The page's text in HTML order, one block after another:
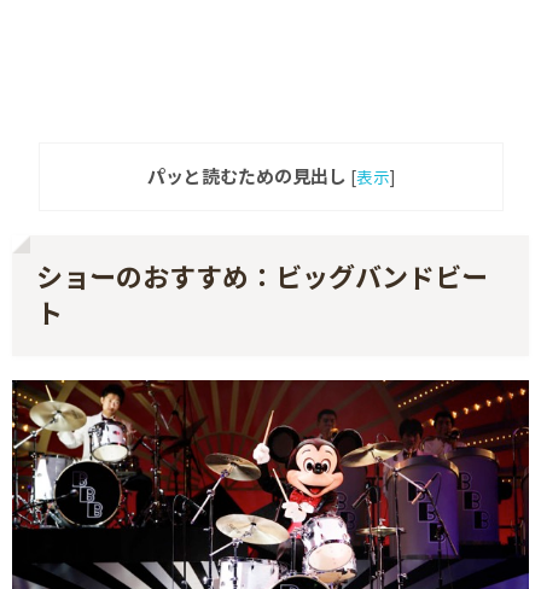
パッと読むための見出し [表示]
ショーのおすすめ：ビッグバンドビー
ト